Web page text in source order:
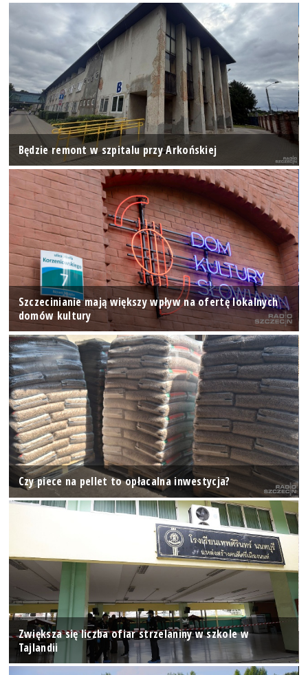
Będzie remont w szpitalu przy Arkońskiej
Szczecinianie mają większy wpływ na ofertę lokalnych
domów kultury
Czy piece na pellet to opłacalna inwestycja?
Zwiększa się liczba ofiar strzelaniny w szkole w
Tajlandii